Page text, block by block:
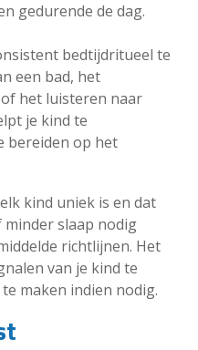
gedurende de dag.
bedtijdritueel te
een bad, het
het luisteren naar
je kind te
bereiden op het
kind uniek is en dat
slaap nodig
richtlijnen. Het
van je kind te
maken indien nodig.